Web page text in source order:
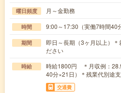
曜日頻度 月～金勤務
時間 9:00～17:30（実働7時間40
期間
即日～長期（3ヶ月以上）
ださい
時給
時給1800円 ＊月収例：
40分×21日）＊残業代別途
交通費